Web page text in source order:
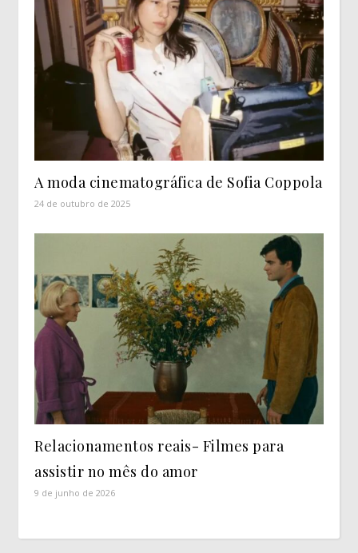
A moda cinematográfica de Sofia Coppola
24 de outubro de 2025
Relacionamentos reais- Filmes para
assistir no mês do amor
9 de junho de 2026